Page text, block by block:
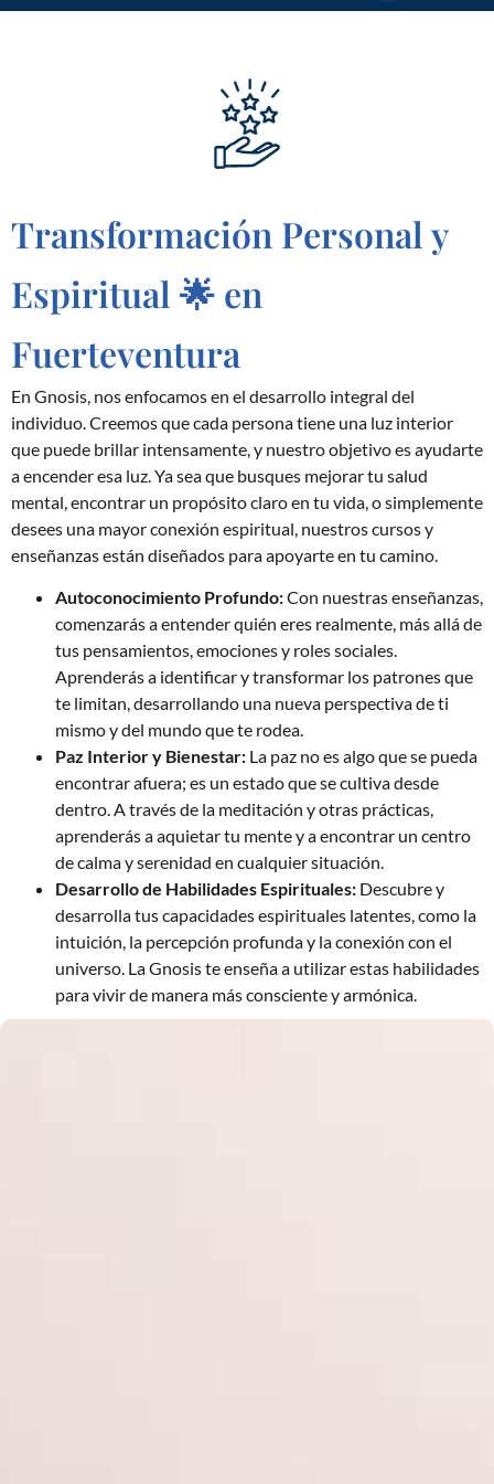
Transformación Personal y
Espiritual 🌟 en
Fuerteventura
En Gnosis, nos enfocamos en el desarrollo integral del
individuo. Creemos que cada persona tiene una luz interior
que puede brillar intensamente, y nuestro objetivo es ayudarte
a encender esa luz. Ya sea que busques mejorar tu salud
mental, encontrar un propósito claro en tu vida, o simplemente
desees una mayor conexión espiritual, nuestros cursos y
enseñanzas están diseñados para apoyarte en tu camino.
Autoconocimiento Profundo:Con nuestras enseñanzas,
comenzarás a entender quién eres realmente, más allá de
tus pensamientos, emociones y roles sociales.
Aprenderás a identificar y transformar los patrones que
te limitan, desarrollando una nueva perspectiva de ti
mismo y del mundo que te rodea.
Paz Interior y Bienestar: La paz no es algo que se pueda
encontrar afuera; es un estado que se cultiva desde
dentro. A través de la meditación y otras prácticas,
aprenderás a aquietar tu mente y a encontrar un centro
de calma y serenidad en cualquier situación.
Desarrollo de Habilidades Espirituales: Descubre y
desarrolla tus capacidades espirituales latentes, como la
intuición, la percepción profunda y la conexión con el
universo. La Gnosis te enseña a utilizar estas habilidades
para vivir de manera más consciente y armónica.